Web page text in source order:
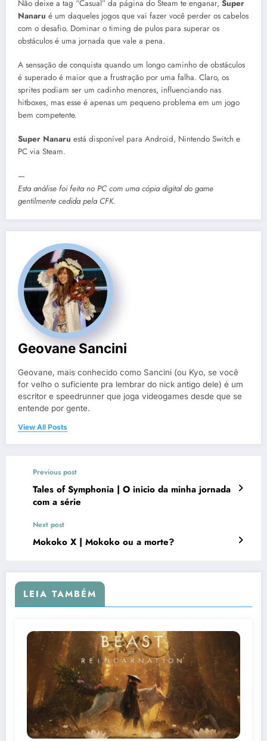
Não deixe a tag “Casual” da página do Steam te enganar, Super
Nanaru é um daqueles jogos que vai fazer você perder os cabelos
com o desafio. Dominar o timing de pulos para superar os
obstáculos é uma jornada que vale a pena.
A sensação de conquista quando um longo caminho de obstáculos
é superado é maior que a frustração por uma falha. Claro, os
sprites podiam ser um cadinho menores, influenciando nas
hitboxes, mas esse é apenas um pequeno problema em um jogo
bem competente.
Super Nanaru está disponível para Android, Nintendo Switch e
PC via Steam.
—
Esta análise foi feita no PC com uma cópia digital do game
gentilmente cedida pela CFK.
Geovane Sancini
Geovane, mais conhecido como Sancini (ou Kyo, se você
for velho o suficiente pra lembrar do nick antigo dele) é um
escritor e speedrunner que joga videogames desde que se
entende por gente.
View All Posts
Previous post
Tales of Symphonia | O inicio da minha jornada
com a série
Next post
Mokoko X | Mokoko ou a morte?
LEIA TAMBÉM